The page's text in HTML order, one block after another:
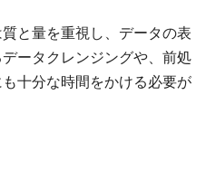
と量を重視し、データの表
ータクレンジングや、前処
十分な時間をかける必要が